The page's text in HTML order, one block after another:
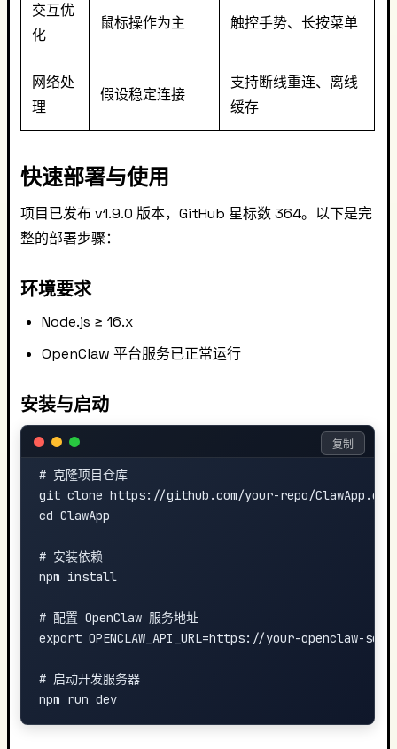
交互优
化
鼠标操作为主 触控手势、长按菜单
网络处
理
假设稳定连接
支持断线重连、离线
缓存
快速部署与使用
项目已发布 v1.9.0 版本，GitHub 星标数 364。以下是完
整的部署步骤：
环境要求
Node.js ≥ 16.x
OpenClaw 平台服务已正常运行
安装与启动
# 克隆项目仓库
git clone https://github.com/your-repo/ClawApp.git
cd ClawApp
# 安装依赖
npm install
# 配置 OpenClaw 服务地址
export OPENCLAW_API_URL=https://your-openclaw-
# 启动开发服务器
复制